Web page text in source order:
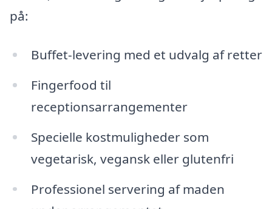
på:
Buffet-levering med et udvalg af retter
Fingerfood til
receptionsarrangementer
Specielle kostmuligheder som
vegetarisk, vegansk eller glutenfri
Professionel servering af maden